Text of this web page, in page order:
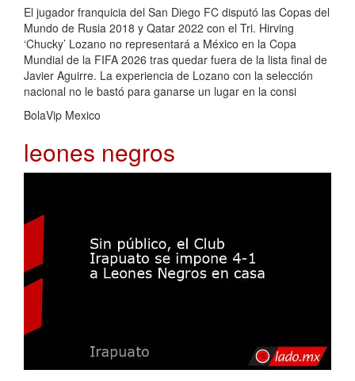
El jugador franquicia del San Diego FC disputó las Copas del
Mundo de Rusia 2018 y Qatar 2022 con el Tri. Hirving
‘Chucky’ Lozano no representará a México en la Copa
Mundial de la FIFA 2026 tras quedar fuera de la lista final de
Javier Aguirre. La experiencia de Lozano con la selección
nacional no le bastó para ganarse un lugar en la consi
BolaVip Mexico
leones negros